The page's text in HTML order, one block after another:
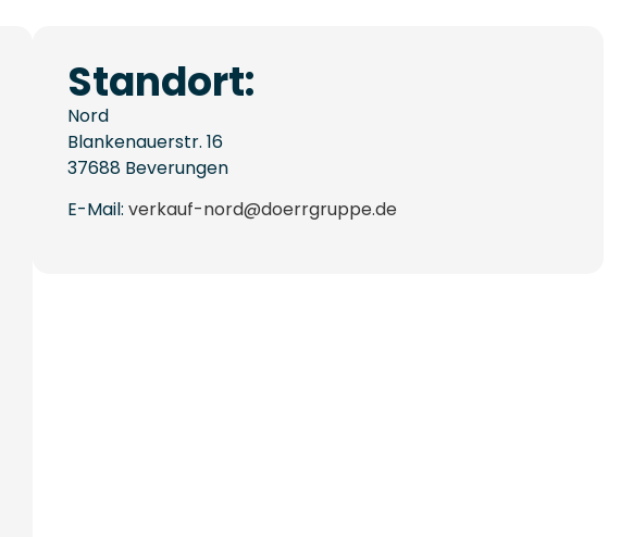
Standort:
Nord
Blankenauerstr. 16
37688 Beverungen
E-Mail:verkauf-nord@doerrgruppe.de